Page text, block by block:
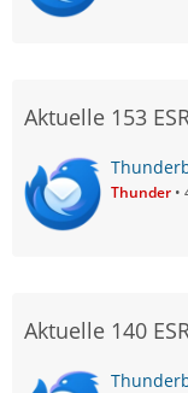
Aktuelle 153
Thunder
Aktuelle 140